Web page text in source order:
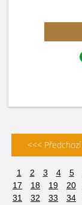
<<< Předchozí
1 2 3 4 5
17
18 19 20
31
32 33 34